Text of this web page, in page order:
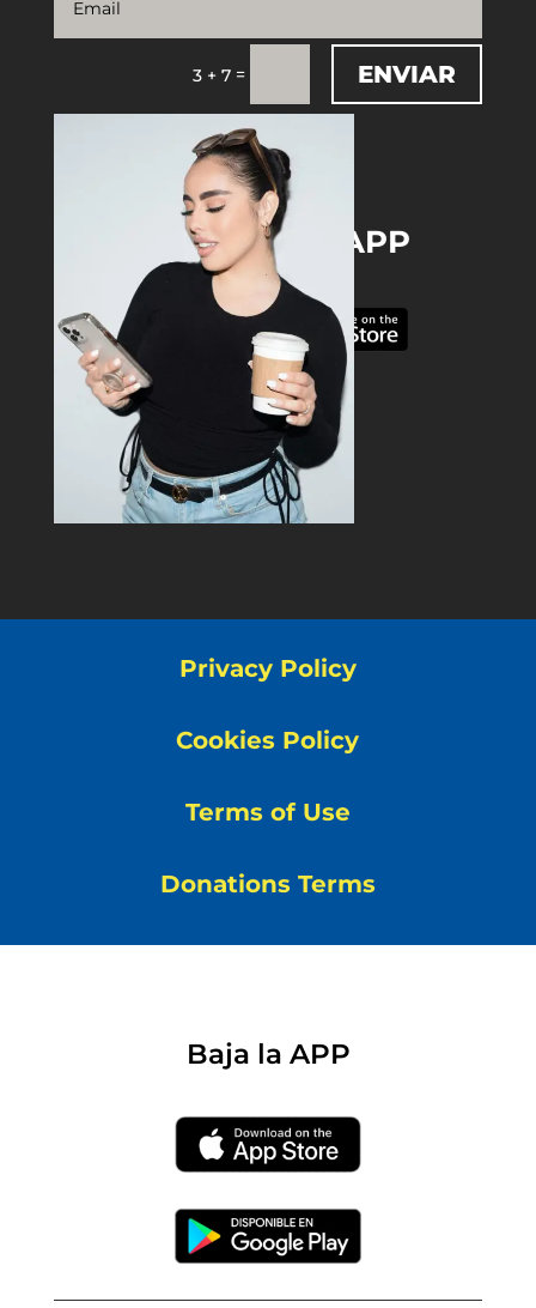
3 + 7 = ENVIAR
DOWNLOAD THE APP
Privacy Policy
Cookies Policy
Terms of Use
Donations Terms
Baja la APP